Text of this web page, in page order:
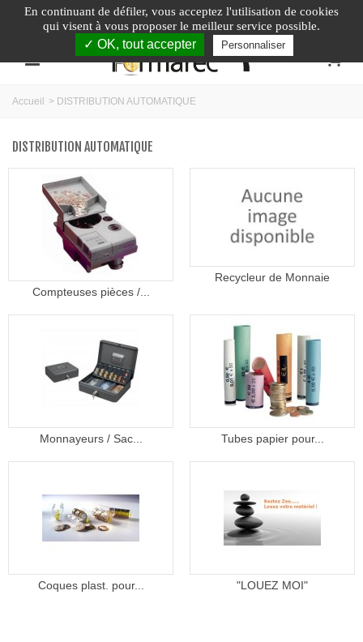
Appelez-nous au :04.74.40.79.95
Accueil > DISTRIBUTION AUTOMATIQUE
DISTRIBUTION AUTOMATIQUE
Compteuses pièces /...
Recycleur de Monnaie
Monnayeurs / Sac... Tubes papier pour...
Coques plast. pour... "LOUEZ MOI"
En continuant de défiler, vous acceptez l'utilisation de cookies
qui visent à vous proposer le meilleur service possible.
✓ OK, tout accepter Personnaliser